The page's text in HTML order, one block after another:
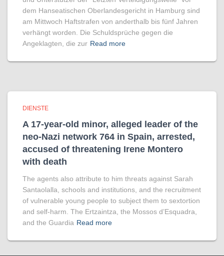
dem Hanseatischen Oberlandesgericht in Hamburg sind
am Mittwoch Haftstrafen von anderthalb bis fünf Jahren
verhängt worden. Die Schuldsprüche gegen die
Angeklagten, die zur Read more
DIENSTE
A 17-year-old minor, alleged leader of the
neo-Nazi network 764 in Spain, arrested,
accused of threatening Irene Montero
with death
The agents also attribute to him threats against Sarah
Santaolalla, schools and institutions, and the recruitment
of vulnerable young people to subject them to sextortion
and self-harm. The Ertzaintza, the Mossos d’Esquadra,
and the Guardia Read more